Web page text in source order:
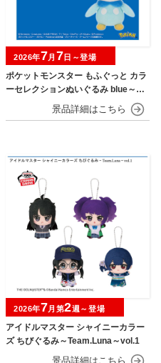
ポケットモンスター もふぐっと カラ
ーセレクションぬいぐるみ blue～カ
イオーガ・ポッチャマ～
2026年7月 7日～登場
アイドルマスター シャイニーカラー
ズ ちびぐるみ～Team.Luna～vol.1
2026年7月第2週～登場